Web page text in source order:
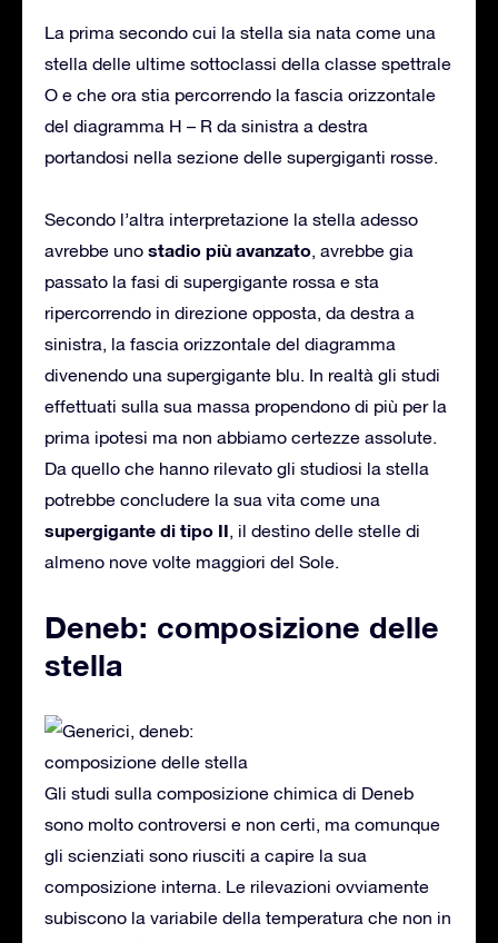
La prima secondo cui la stella sia nata come una
stella delle ultime sottoclassi della classe spettrale
O e che ora stia percorrendo la fascia orizzontale
del diagramma H – R da sinistra a destra
portandosi nella sezione delle supergiganti rosse.
Secondo l’altra interpretazione la stella adesso
avrebbe uno stadio più avanzato, avrebbe gia
passato la fasi di supergigante rossa e sta
ripercorrendo in direzione opposta, da destra a
sinistra, la fascia orizzontale del diagramma
divenendo una supergigante blu. In realtà gli studi
effettuati sulla sua massa propendono di più per la
prima ipotesi ma non abbiamo certezze assolute.
Da quello che hanno rilevato gli studiosi la stella
potrebbe concludere la sua vita come una
supergigante di tipo II, il destino delle stelle di
almeno nove volte maggiori del Sole.
Deneb: composizione delle
stella
Gli studi sulla composizione chimica di Deneb
sono molto controversi e non certi, ma comunque
gli scienziati sono riusciti a capire la sua
composizione interna. Le rilevazioni ovviamente
subiscono la variabile della temperatura che non in